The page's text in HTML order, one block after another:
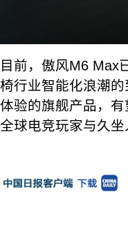
目前，傲风M6 Max
椅行业智能化浪潮
体验的旗舰产品，
全球电竞玩家与久